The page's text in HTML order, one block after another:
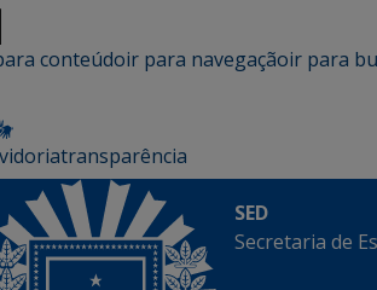
conteúdoir para navegaçãoir para
transparência
SED
Secretaria de